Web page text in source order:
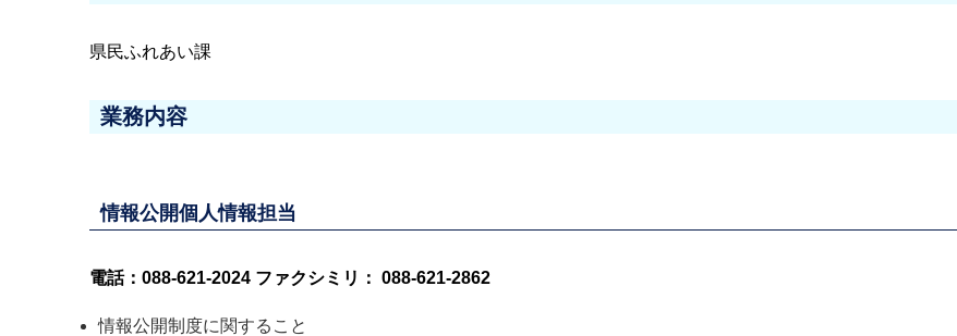
県民ふれあい課
業務内容
情報公開個人情報担当
電話：088-621-2024 ファクシミリ： 088-621-2862
情報公開制度に関すること